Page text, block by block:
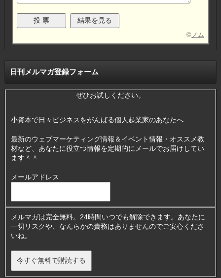
© ノム
日刊メルマガ登録フォーム
ぜひお試しください。
小資本で日々ビジネスをがんばる個人起業家のあなたへ
最新のウェブマーケティング情報＆イベント情報・オススメ教
材など、あなたに役立つ情報を定期的にメールでお届けしてい
ます＾＾
メールアドレス
メルマガは完全無料。24時間いつでも解除できます。あなたに
一切リスクや、なんらかの責務はありませんのでご安心くださ
いね。